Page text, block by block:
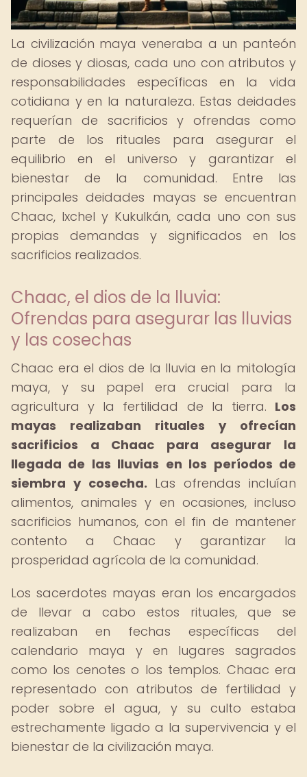
La civilización maya veneraba a un panteón
de dioses y diosas, cada uno con atributos y
responsabilidades específicas en la vida
cotidiana y en la naturaleza. Estas deidades
requerían de sacrificios y ofrendas como
parte de los rituales para asegurar el
equilibrio en el universo y garantizar el
bienestar de la comunidad. Entre las
principales deidades mayas se encuentran
Chaac, Ixchel y Kukulkán, cada uno con sus
propias demandas y significados en los
sacrificios realizados.
Chaac, el dios de la lluvia:
Ofrendas para asegurar las lluvias
y las cosechas
Chaac era el dios de la lluvia en la mitología
maya, y su papel era crucial para la
agricultura y la fertilidad de la tierra. Los
mayas realizaban rituales y ofrecían
sacrificios a Chaac para asegurar la
llegada de las lluvias en los períodos de
siembra y cosecha. Las ofrendas incluían
alimentos, animales y en ocasiones, incluso
sacrificios humanos, con el fin de mantener
contento a Chaac y garantizar la
prosperidad agrícola de la comunidad.
Los sacerdotes mayas eran los encargados
de llevar a cabo estos rituales, que se
realizaban en fechas específicas del
calendario maya y en lugares sagrados
como los cenotes o los templos. Chaac era
representado con atributos de fertilidad y
poder sobre el agua, y su culto estaba
estrechamente ligado a la supervivencia y el
bienestar de la civilización maya.